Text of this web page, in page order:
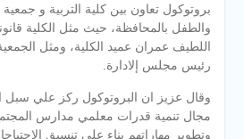
بروتوكول تعاون بين كلية التربية و
والطفل بالمحافظة، حيث مثل الكلية
اللطيف عمران عميد الكلية، ومثل
رئيس مجلس إلادارة.
وقال عزيز ان البروتوكول ركز علي سبل
مجال تنمية قدرات معلمي مدارس
وتطوير مهاراتهم بناء علي تنسيق